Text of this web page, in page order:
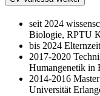
seit 2024
Biologie, RPTU
bis 2024 Elternzeit
2017-2020
Humangenetik in
2014-2016
Universität